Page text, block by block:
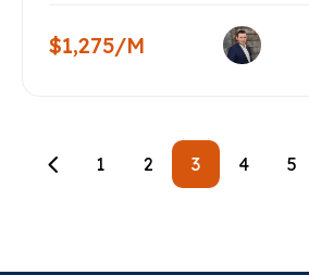
$1,275/M
1 2 3 4 5